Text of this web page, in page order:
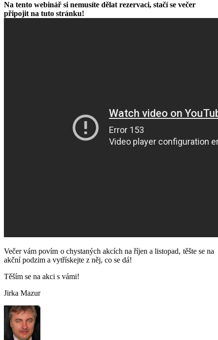
Na tento webinář si nemusíte dělat rezervaci, stačí se večer
připojit na tuto stránku!
Večer vám povím o chystaných akcích na říjen a listopad, těšte se na
akční podzim a vytřískejte z něj, co se dá!
Těším se na akci s vámi!
Jirka Mazur